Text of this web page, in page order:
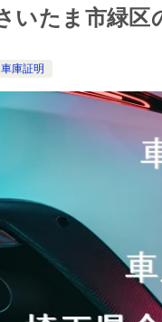
いたま市緑区
車庫証明